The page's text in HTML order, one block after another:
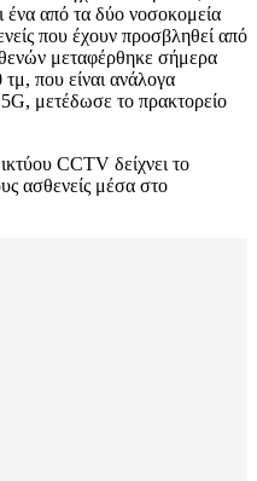
ένα από τα δύο νοσοκομεία
που έχουν προσβληθεί από
μεταφέρθηκε σήμερα
τμ, που είναι ανάλογα
5G, μετέδωσε το πρακτορείο
CCTV δείχνει το
ασθενείς μέσα στο